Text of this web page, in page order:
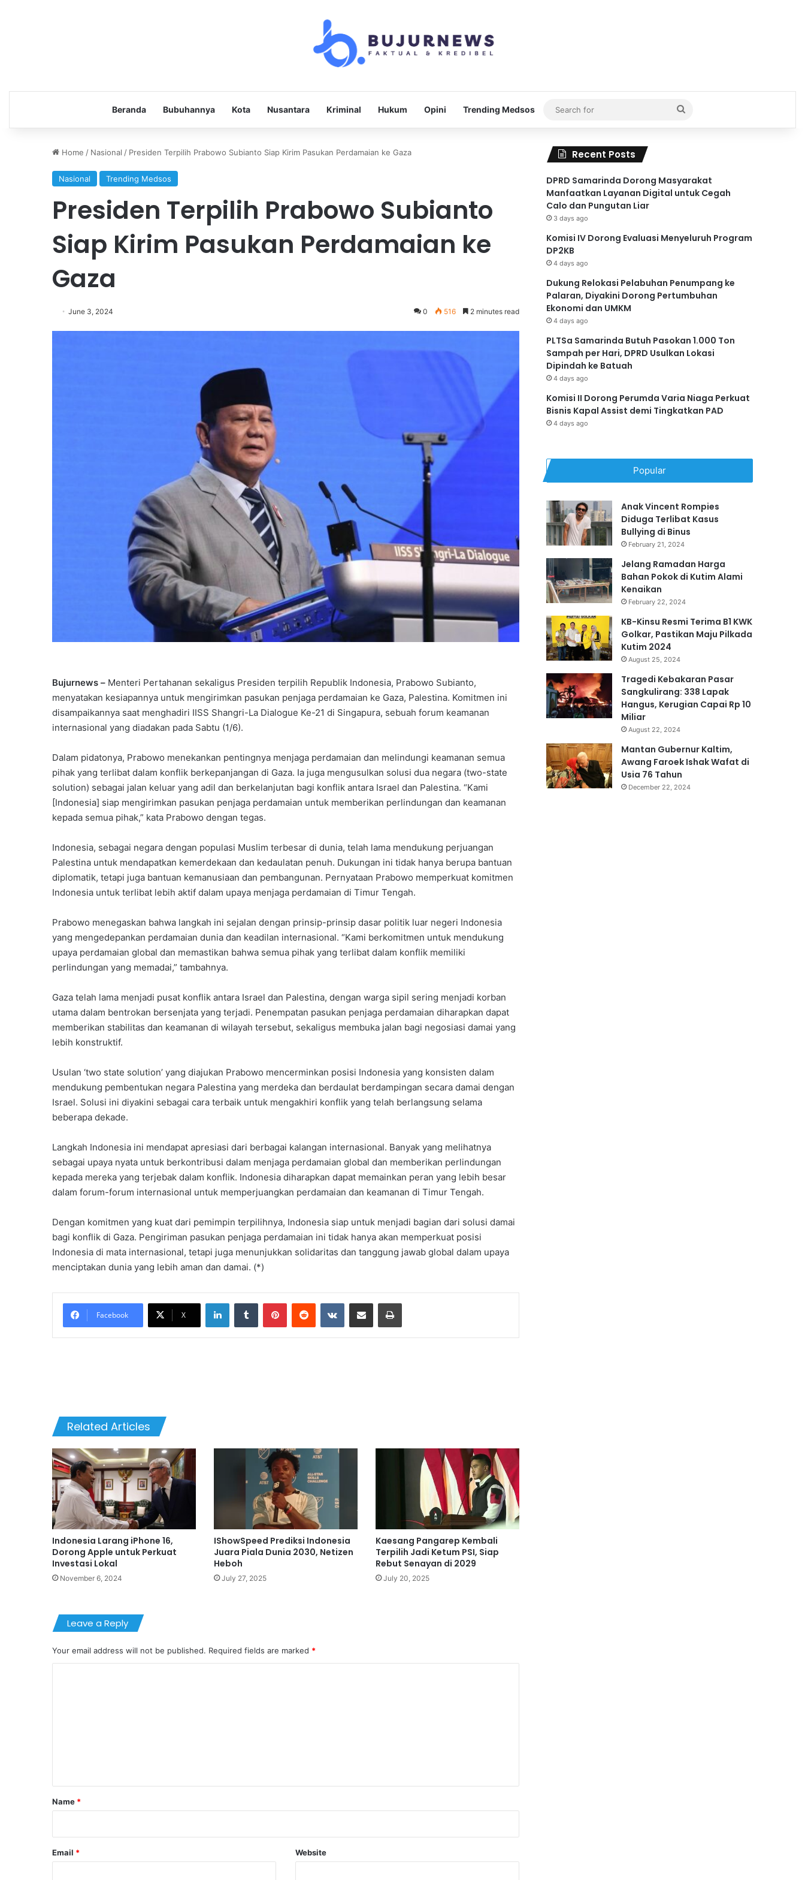
Beranda Bubuhannya Kota Nusantara Kriminal Hukum Opini Trending Medsos
Search
for
Home / Nasional / Presiden Terpilih Prabowo Subianto Siap Kirim Pasukan Perdamaian ke Gaza
Nasional Trending Medsos
Presiden Terpilih Prabowo Subianto
Siap Kirim Pasukan Perdamaian ke
Gaza
June 3, 2024 0 516 2 minutes read
Bujurnews – Menteri Pertahanan sekaligus Presiden terpilih Republik Indonesia, Prabowo Subianto,
menyatakan kesiapannya untuk mengirimkan pasukan penjaga perdamaian ke Gaza, Palestina. Komitmen ini
disampaikannya saat menghadiri IISS Shangri-La Dialogue Ke-21 di Singapura, sebuah forum keamanan
internasional yang diadakan pada Sabtu (1/6).
Dalam pidatonya, Prabowo menekankan pentingnya menjaga perdamaian dan melindungi keamanan semua
pihak yang terlibat dalam konflik berkepanjangan di Gaza. Ia juga mengusulkan solusi dua negara (two-state
solution) sebagai jalan keluar yang adil dan berkelanjutan bagi konflik antara Israel dan Palestina. “Kami
[Indonesia] siap mengirimkan pasukan penjaga perdamaian untuk memberikan perlindungan dan keamanan
kepada semua pihak,” kata Prabowo dengan tegas.
Indonesia, sebagai negara dengan populasi Muslim terbesar di dunia, telah lama mendukung perjuangan
Palestina untuk mendapatkan kemerdekaan dan kedaulatan penuh. Dukungan ini tidak hanya berupa bantuan
diplomatik, tetapi juga bantuan kemanusiaan dan pembangunan. Pernyataan Prabowo memperkuat komitmen
Indonesia untuk terlibat lebih aktif dalam upaya menjaga perdamaian di Timur Tengah.
Prabowo menegaskan bahwa langkah ini sejalan dengan prinsip-prinsip dasar politik luar negeri Indonesia
yang mengedepankan perdamaian dunia dan keadilan internasional. “Kami berkomitmen untuk mendukung
upaya perdamaian global dan memastikan bahwa semua pihak yang terlibat dalam konflik memiliki
perlindungan yang memadai,” tambahnya.
Gaza telah lama menjadi pusat konflik antara Israel dan Palestina, dengan warga sipil sering menjadi korban
utama dalam bentrokan bersenjata yang terjadi. Penempatan pasukan penjaga perdamaian diharapkan dapat
memberikan stabilitas dan keamanan di wilayah tersebut, sekaligus membuka jalan bagi negosiasi damai yang
lebih konstruktif.
Usulan ‘two state solution’ yang diajukan Prabowo mencerminkan posisi Indonesia yang konsisten dalam
mendukung pembentukan negara Palestina yang merdeka dan berdaulat berdampingan secara damai dengan
Israel. Solusi ini diyakini sebagai cara terbaik untuk mengakhiri konflik yang telah berlangsung selama
beberapa dekade.
Langkah Indonesia ini mendapat apresiasi dari berbagai kalangan internasional. Banyak yang melihatnya
sebagai upaya nyata untuk berkontribusi dalam menjaga perdamaian global dan memberikan perlindungan
kepada mereka yang terjebak dalam konflik. Indonesia diharapkan dapat memainkan peran yang lebih besar
dalam forum-forum internasional untuk memperjuangkan perdamaian dan keamanan di Timur Tengah.
Dengan komitmen yang kuat dari pemimpin terpilihnya, Indonesia siap untuk menjadi bagian dari solusi damai
bagi konflik di Gaza. Pengiriman pasukan penjaga perdamaian ini tidak hanya akan memperkuat posisi
Indonesia di mata internasional, tetapi juga menunjukkan solidaritas dan tanggung jawab global dalam upaya
menciptakan dunia yang lebih aman dan damai. (*)
Facebook X
LinkedInTumblr PinterestReddit VKontakteShare via Email Print
Related Articles
Indonesia Larang iPhone 16,
Dorong Apple untuk Perkuat
Investasi Lokal
November 6, 2024
IShowSpeed Prediksi Indonesia
Juara Piala Dunia 2030, Netizen
Heboh
July 27, 2025
Kaesang Pangarep Kembali
Terpilih Jadi Ketum PSI, Siap
Rebut Senayan di 2029
July 20, 2025
Leave a Reply
Your email address will not be published. Required fields are marked *
*
Name *
Email * Website
Recent Posts
DPRD Samarinda Dorong Masyarakat
Manfaatkan Layanan Digital untuk Cegah
Calo dan Pungutan Liar
3 days ago
Komisi IV Dorong Evaluasi Menyeluruh Program
DP2KB
4 days ago
Dukung Relokasi Pelabuhan Penumpang ke
Palaran, Diyakini Dorong Pertumbuhan
Ekonomi dan UMKM
4 days ago
PLTSa Samarinda Butuh Pasokan 1.000 Ton
Sampah per Hari, DPRD Usulkan Lokasi
Dipindah ke Batuah
4 days ago
Komisi II Dorong Perumda Varia Niaga Perkuat
Bisnis Kapal Assist demi Tingkatkan PAD
4 days ago
Popular
Anak Vincent Rompies
Diduga Terlibat Kasus
Bullying di Binus
February 21, 2024
Jelang Ramadan Harga
Bahan Pokok di Kutim Alami
Kenaikan
February 22, 2024
KB-Kinsu Resmi Terima B1 KWK
Golkar, Pastikan Maju Pilkada
Kutim 2024
August 25, 2024
Tragedi Kebakaran Pasar
Sangkulirang: 338 Lapak
Hangus, Kerugian Capai Rp 10
Miliar
August 22, 2024
Mantan Gubernur Kaltim,
Awang Faroek Ishak Wafat di
Usia 76 Tahun
December 22, 2024